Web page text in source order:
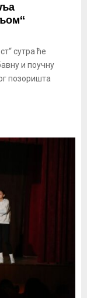
сутра ће
и поучну
позоришта